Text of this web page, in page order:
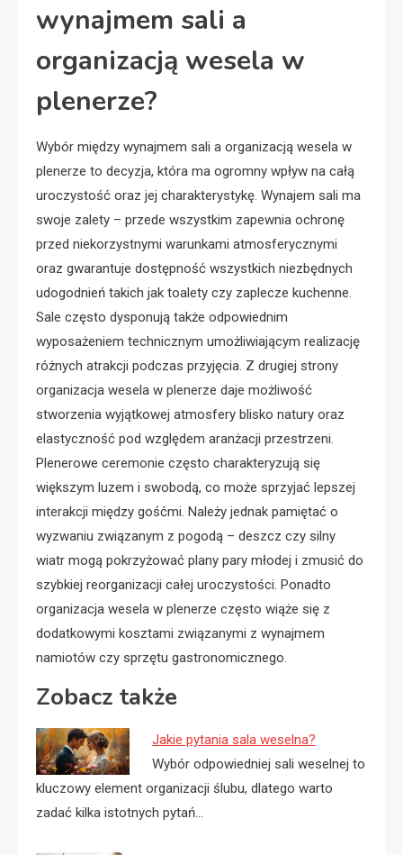
wynajmem sali a
organizacją wesela w
plenerze?
Wybór między wynajmem sali a organizacją wesela w
plenerze to decyzja, która ma ogromny wpływ na całą
uroczystość oraz jej charakterystykę. Wynajem sali ma
swoje zalety – przede wszystkim zapewnia ochronę
przed niekorzystnymi warunkami atmosferycznymi
oraz gwarantuje dostępność wszystkich niezbędnych
udogodnień takich jak toalety czy zaplecze kuchenne.
Sale często dysponują także odpowiednim
wyposażeniem technicznym umożliwiającym realizację
różnych atrakcji podczas przyjęcia. Z drugiej strony
organizacja wesela w plenerze daje możliwość
stworzenia wyjątkowej atmosfery blisko natury oraz
elastyczność pod względem aranżacji przestrzeni.
Plenerowe ceremonie często charakteryzują się
większym luzem i swobodą, co może sprzyjać lepszej
interakcji między gośćmi. Należy jednak pamiętać o
wyzwaniu związanym z pogodą – deszcz czy silny
wiatr mogą pokrzyżować plany pary młodej i zmusić do
szybkiej reorganizacji całej uroczystości. Ponadto
organizacja wesela w plenerze często wiąże się z
dodatkowymi kosztami związanymi z wynajmem
namiotów czy sprzętu gastronomicznego.
Zobacz także
Jakie pytania sala weselna?
Wybór odpowiedniej sali weselnej to
kluczowy element organizacji ślubu, dlatego warto
zadać kilka istotnych pytań…